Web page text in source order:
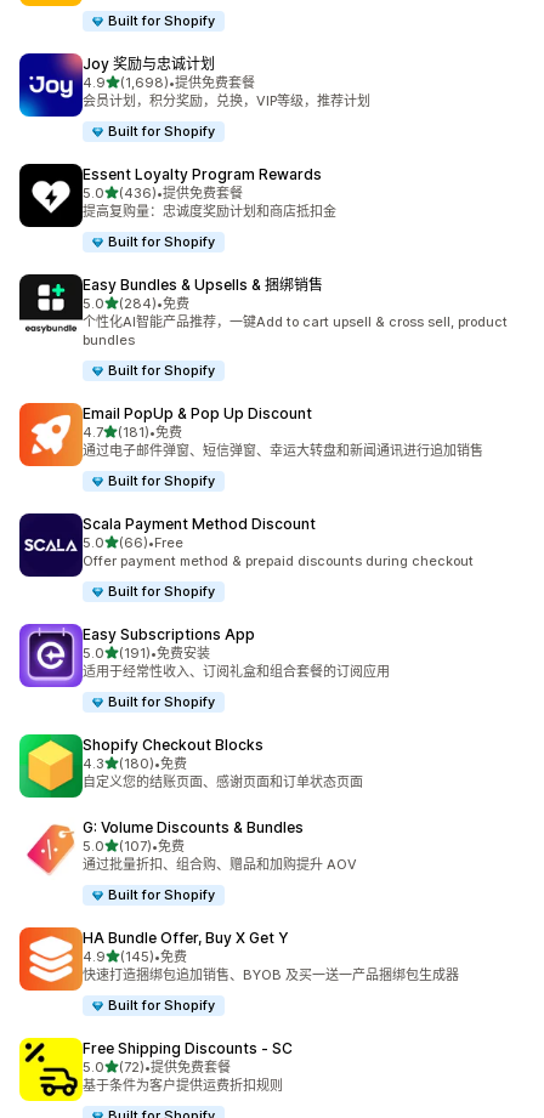
Built for Shopify
Joy 奖励与忠诚计划
4.9星（满分 5 星）
(1,698)
总共 1698 条评论
•提供免费套餐
会员计划，积分奖励，兑换，VIP等级，推荐计划
Built for Shopify
Essent Loyalty Program Rewards
5.0星（满分 5 星）
(436)
总共 436 条评论
•提供免费套餐
提高复购量：忠诚度奖励计划和商店抵扣金
Built for Shopify
Easy Bundles & Upsells & 捆绑销售
5.0星（满分 5 星）
(284)
总共 284 条评论
•免费
个性化AI智能产品推荐，一键Add to cart upsell & cross sell, product
bundles
Built for Shopify
Email PopUp & Pop Up Discount
4.7星（满分 5 星）
(181)
总共 181 条评论
•免费
通过电子邮件弹窗、短信弹窗、幸运大转盘和新闻通讯进行追加销售
Built for Shopify
Scala Payment Method Discount
5.0星（满分 5 星）
(66)
总共 66 条评论
•Free
Offer payment method & prepaid discounts during checkout
Built for Shopify
Easy Subscriptions App
5.0星（满分 5 星）
(191)
总共 191 条评论
•免费安装
适用于经常性收入、订阅礼盒和组合套餐的订阅应用
Built for Shopify
Shopify Checkout Blocks
4.3星（满分 5 星）
(180)
总共 180 条评论
•免费
自定义您的结账页面、感谢页面和订单状态页面
G: Volume Discounts & Bundles
5.0星（满分 5 星）
(107)
总共 107 条评论
•免费
通过批量折扣、组合购、赠品和加购提升 AOV
Built for Shopify
HA Bundle Offer, Buy X Get Y
4.9星（满分 5 星）
(145)
总共 145 条评论
•免费
快速打造捆绑包追加销售、BYOB 及买一送一产品捆绑包生成器
Built for Shopify
Free Shipping Discounts ‑ SC
5.0星（满分 5 星）
(72)
总共 72 条评论
•提供免费套餐
基于条件为客户提供运费折扣规则